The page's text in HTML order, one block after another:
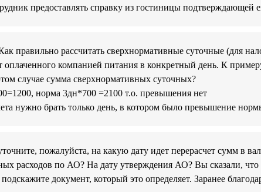
предоставлять справку из гостиницы подтверждающей
правильно рассчитать сверхнормативные суточные (для
оплаченного компанией питания в конкретный день. К
случае сумма сверхнормативных суточных?
норма 3дн*700 =2100 т.о. превышения нет
нужно брать только день, в котором было превышение
пожалуйста, на какую дату идет перерасчет сумм в
расходов по АО? На дату утверждения АО? Вы сказали,
документ, который это определяет. Заранее